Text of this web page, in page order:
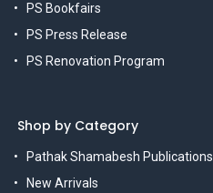
PS Bookfairs
PS Press Release
PS Renovation Program
Shop by Category
Pathak Shamabesh Publications
New Arrivals